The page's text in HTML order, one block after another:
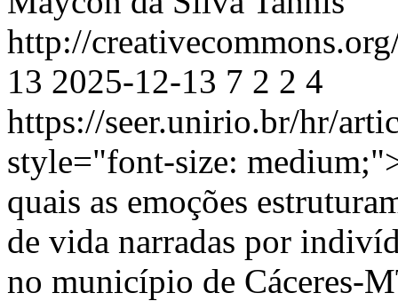
http://
13 2025-12-13 7 2 2 4
https://seer.unirio.br/hr/
style="font-size:
quais as emoções
de vida narradas por
no município de Cáceres-